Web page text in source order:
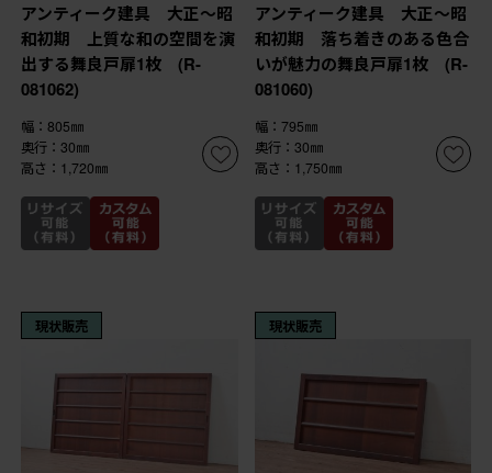
アンティーク建具 大正～昭
和初期 上質な和の空間を演
出する舞良戸扉1枚 (R-
081062)
幅：805㎜
奥行：30㎜
高さ：1,720㎜
アンティーク建具 大正～昭
和初期 落ち着きのある色合
いが魅力の舞良戸扉1枚 (R-
081060)
幅：795㎜
奥行：30㎜
高さ：1,750㎜
現状販売 現状販売